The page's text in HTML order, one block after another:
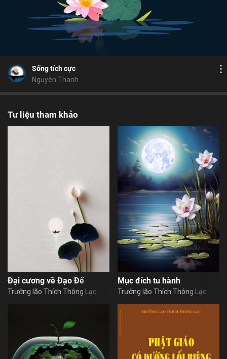
Sống tích cực
Nguyên Thanh
Xúc động
Bình luận
Tư liệu tham khảo
Đại cương về Đạo Đế
Trưởng lão Thích Thông Lạc
Mục đích tu hành
Trưởng lão Thích Thông Lạc